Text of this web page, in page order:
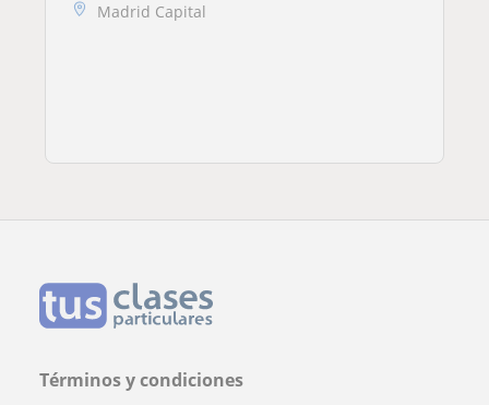
Madrid Capital
Términos y condiciones